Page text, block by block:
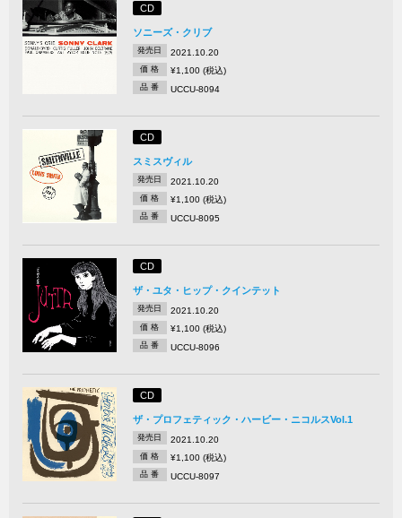
CD
ソニーズ・クリブ
発売日 2021.10.20
価 格 ¥1,100 (税込)
品 番 UCCU-8094
CD
スミスヴィル
発売日 2021.10.20
価 格 ¥1,100 (税込)
品 番 UCCU-8095
CD
ザ・ユタ・ヒップ・クインテット
発売日 2021.10.20
価 格 ¥1,100 (税込)
品 番 UCCU-8096
CD
ザ・プロフェティック・ハービー・ニコルスVol.1
発売日 2021.10.20
価 格 ¥1,100 (税込)
品 番 UCCU-8097